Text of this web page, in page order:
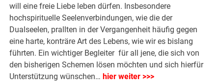
will eine freie Liebe leben dürfen. Insbesondere
hochspirituelle Seelenverbindungen, wie die der
Dualseelen, prallten in der Vergangenheit häufig gegen
eine harte, konträre Art des Lebens, wie wir es bislang
führten. Ein wichtiger Begleiter für all jene, die sich von
den bisherigen Schemen lösen möchten und sich hierfür
Unterstützung wünschen… hier weiter >>>